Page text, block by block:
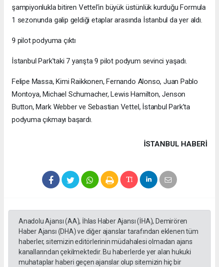
şampiyonlukla bitiren Vettel'in büyük üstünlük kurduğu Formula
1 sezonunda galip geldiği etaplar arasında İstanbul da yer aldı.
9 pilot podyuma çıktı
İstanbul Park'taki 7 yarışta 9 pilot podyum sevinci yaşadı.
Felipe Massa, Kimi Raikkonen, Fernando Alonso, Juan Pablo
Montoya, Michael Schumacher, Lewis Hamilton, Jenson
Button, Mark Webber ve Sebastian Vettel, İstanbul Park'ta
podyuma çıkmayı başardı.
İSTANBUL HABERİ
Anadolu Ajansı (AA), İhlas Haber Ajansı (İHA), Demirören
Haber Ajansı (DHA) ve diğer ajanslar tarafından eklenen tüm
haberler, sitemizin editörlerinin müdahalesi olmadan ajans
kanallarından çekilmektedir. Bu haberlerde yer alan hukuki
muhataplar haberi geçen ajanslar olup sitemizin hiç bir